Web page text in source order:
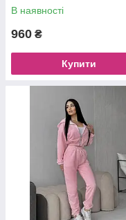
В наявності
960 ₴
Купити